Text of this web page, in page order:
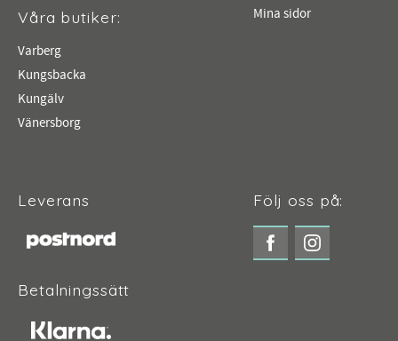
Våra butiker:
Varberg
Kungsbacka
Kungälv
Vänersborg
Mina sidor
Leverans
Betalningssätt
Följ oss på: